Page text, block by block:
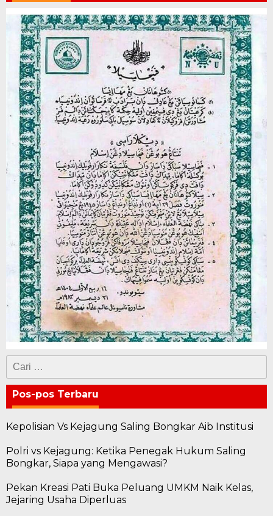
Cari
untuk:
Pos-pos Terbaru
Kepolisian Vs Kejagung Saling Bongkar Aib Institusi
Polri vs Kejagung: Ketika Penegak Hukum Saling
Bongkar, Siapa yang Mengawasi?
Pekan Kreasi Pati Buka Peluang UMKM Naik Kelas,
Jejaring Usaha Diperluas